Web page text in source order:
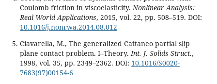
Coulomb friction in viscoelasticity.Nonlinear Analysis:
Real World Applications, 2015, vol. 22, pp. 508–519. DOI:
10.1016/j.nonrwa.2014.08.012
Ciavarella, M., The generalized Cattaneo partial slip
plane contact problem. I–Theory.Int. J. Solids Struct.,
1998, vol. 35, pp. 2349–2362. DOI: 10.1016/S0020-
7683(97)00154-6